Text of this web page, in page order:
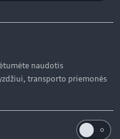
dalis kaip
iš filtro gali patekti į
Tam įtakos turi ir
naudotis
transporto priemonės